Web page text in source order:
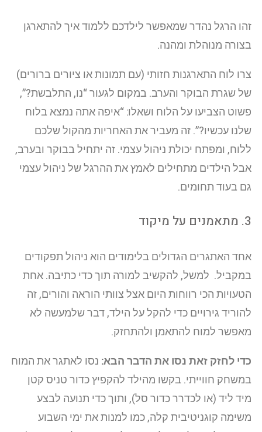
זהו הרגל נהדר שמאפשר לילדכם ללמוד איך להתארגן
בצורה מנוהלת ומהנה.
צרו לוח התארגנות חזותי (עם תמונות או ציורים ברורים)
של שגרת הבוקר והערב. במקום לגעור “נו, התלבשת?”,
פשוט הצביעו על הלוח ושאלו: “איפה אתה נמצא בלוח
שלנו עכשיו?”. זה מעביר את האחריות מהקול שלכם
ללוח, ומפתח יכולת ניהול עצמי. זה יתחיל בבוקר ובערב,
אבל הילדים מתחילים לאמץ את ההרגל של ניהול עצמי
גם בעוד תחומים.
3. מתאמנים על מיקוד
אחד האתגרים הגדולים בלימודים הוא ניהול תפקודים
במקביל. למשל, להקשיב למורה תוך כדי כתיבה. אחת
הטעויות הכי רווחות היום אצל צוותי הוראה והורים, זה
להוריד גירויים כדי להקל על הילד, דבר שלמעשה לא
מאפשר למוח להתאמן ולהתחזק.
כדי לחזק זאת נסו את הדבר הבא: נסו לאתגר את המוח
במשחק חווייתי. בקשו מהילד להקפיץ כדור טניס קטן
מיד ליד (או לכדרר כדור סל), ותוך כדי תנועה לבצע
משימה קוגניטיבית קלה, כמו למנות את ימי השבוע